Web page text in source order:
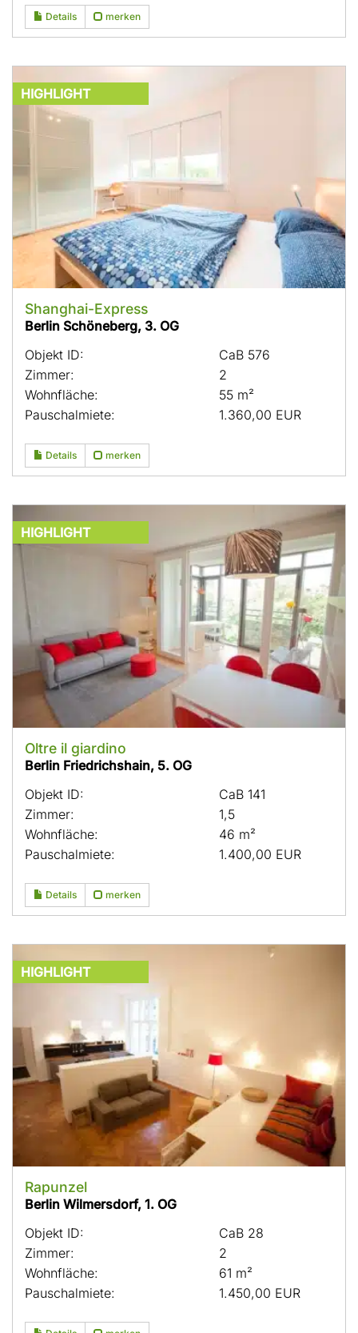
Details merken
HIGHLIGHT
Shanghai-Express
Berlin Schöneberg, 3. OG
Objekt ID:
CaB 576
Zimmer:
2
Wohnfläche:
55 m²
Pauschalmiete:
1.360,00 EUR
Details merken
HIGHLIGHT
Oltre il giardino
Berlin Friedrichshain, 5. OG
Objekt ID:
CaB 141
Zimmer:
1,5
Wohnfläche:
46 m²
Pauschalmiete:
1.400,00 EUR
Details merken
HIGHLIGHT
Rapunzel
Berlin Wilmersdorf, 1. OG
Objekt ID:
CaB 28
Zimmer:
2
Wohnfläche:
61 m²
Pauschalmiete:
1.450,00 EUR